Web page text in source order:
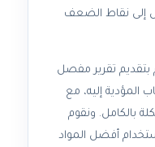
إلى نقاط الضعف
بتقديم تقرير مفصل
إليه، مع
بالكامل. ونقوم
أفضل المواد